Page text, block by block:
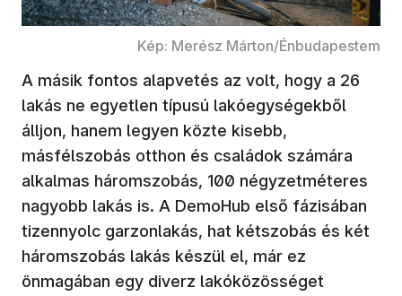
Kép: Merész Márton/Énbudapestem
A másik fontos alapvetés az volt, hogy a 26
lakás ne egyetlen típusú lakóegységekből
álljon, hanem legyen közte kisebb,
másfélszobás otthon és családok számára
alkalmas háromszobás, 100 négyzetméteres
nagyobb lakás is. A DemoHub első fázisában
tizennyolc garzonlakás, hat kétszobás és két
háromszobás lakás készül el, már ez
önmagában egy diverz lakóközösséget